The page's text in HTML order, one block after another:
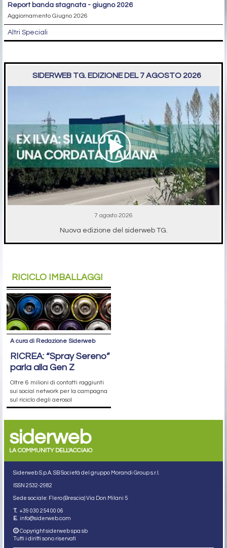
report banda stagnata - giugno 2026
Aggiornamento Giugno 2026
Altri Speciali
SIDERWEB TG. EDIZIONE DEL 7 AGOSTO 2026
7 agosto 2026
Nuova edizione del siderweb TG.
RICICLO IMBALLAGGI
A cura di Redazione Siderweb
RICREA: “Spray Sereno”
parla alla Gen Z
Oltre 6 milioni di contatti raggiunti
sui social network per la campagna
sul riciclo degli aerosol
siderweb
LA COMMUNITY DELL'ACCIAIO
Siderweb S.p.A. SB Società del gruppo Morandi Group s.r.l.
ISSN 2532-2982
Sede sociale: Flero (Brescia) Via Don Milani 5
T. +39 030 254 00 06
E. info@siderweb.com
Copyright siderweb spa sb
Tutti i diritti sono riservati